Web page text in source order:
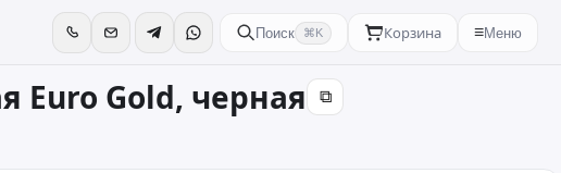
Поиск ⌘K Корзина ≡Меню
Euro Gold, черная ⧉